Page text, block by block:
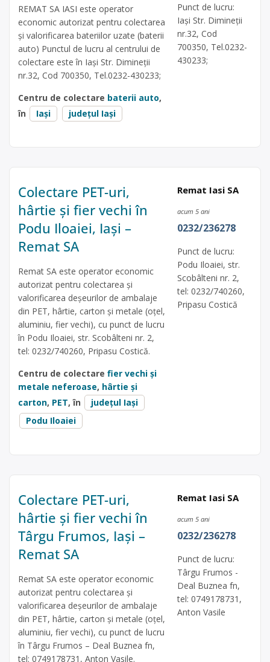
REMAT SA IASI este operator
economic autorizat pentru colectarea
și valorificarea bateriilor uzate (baterii
auto) Punctul de lucru al centrului de
colectare este în Iaşi Str. Dimineţii
nr.32, Cod 700350, Tel.0232-430233;
Centru de colectare baterii auto,
în
Iași județul Iași
Punct de lucru:
Iaşi Str. Dimineţii
nr.32, Cod
700350, Tel.0232-
430233;
Colectare PET-uri,
hârtie și fier vechi în
Podu Iloaiei, Iași –
Remat SA
Remat SA este operator economic
autorizat pentru colectarea și
valorificarea deșeurilor de ambalaje
din PET, hârtie, carton și metale (oțel,
aluminiu, fier vechi), cu punct de lucru
în Podu Iloaiei, str. Scobâlteni nr. 2,
tel: 0232/740260, Pripasu Costică.
Centru de colectare fier vechi și
metale neferoase, hârtie și
carton, PET, în
județul Iași
Podu Iloaiei
Remat Iasi SA
acum 5 ani
0232/236278
Punct de lucru:
Podu Iloaiei, str.
Scobâlteni nr. 2,
tel: 0232/740260,
Pripasu Costică
Colectare PET-uri,
hârtie și fier vechi în
Târgu Frumos, Iași –
Remat SA
Remat SA este operator economic
autorizat pentru colectarea și
valorificarea deșeurilor de ambalaje
din PET, hârtie, carton și metale (oțel,
aluminiu, fier vechi), cu punct de lucru
în Târgu Frumos – Deal Buznea fn,
tel: 0749178731, Anton Vasile.
Remat Iasi SA
acum 5 ani
0232/236278
Punct de lucru:
Târgu Frumos -
Deal Buznea fn,
tel: 0749178731,
Anton Vasile